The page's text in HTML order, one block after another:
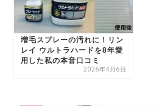
増毛スプレーの汚れに！リン
レイ ウルトラハードを8年愛
用した私の本音口コミ
2026年4月6日